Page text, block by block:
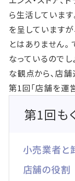
ら生活していま
を呈しています
とはありません
なっているので
な観点から、店
第1回「店舗を運
第1回も
小売業者と
店舗の役割